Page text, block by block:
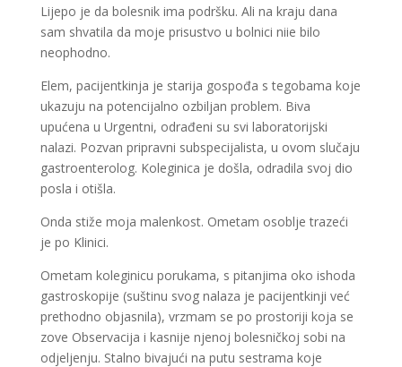
Lijepo je da bolesnik ima podršku. Ali na kraju dana
sam shvatila da moje prisustvo u bolnici niie bilo
neophodno.
Elem, pacijentkinja je starija gospođa s tegobama koje
ukazuju na potencijalno ozbiljan problem. Biva
upućena u Urgentni, odrađeni su svi laboratorijski
nalazi. Pozvan pripravni subspecijalista, u ovom slučaju
gastroenterolog. Koleginica je došla, odradila svoj dio
posla i otišla.
Onda stiže moja malenkost. Ometam osoblje trazeći
je po Klinici.
Ometam koleginicu porukama, s pitanjima oko ishoda
gastroskopije (suštinu svog nalaza je pacijentkinji već
prethodno objasnila), vrzmam se po prostoriji koja se
zove Observacija i kasnije njenoj bolesničkoj sobi na
odjeljenju. Stalno bivajući na putu sestrama koje